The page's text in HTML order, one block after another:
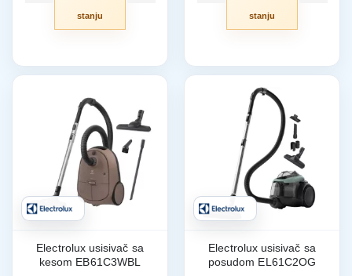
stanju stanju
Electrolux usisivač sa
kesom EB61C3WBL
Electrolux usisivač sa
posudom EL61C2OG